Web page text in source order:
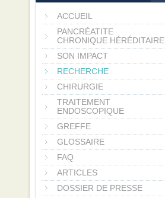
ACCUEIL
PANCRÉATITE
CHRONIQUE HÉRÉDITAIRE
SON IMPACT
RECHERCHE
CHIRURGIE
TRAITEMENT
ENDOSCOPIQUE
GREFFE
GLOSSAIRE
FAQ
ARTICLES
DOSSIER DE PRESSE